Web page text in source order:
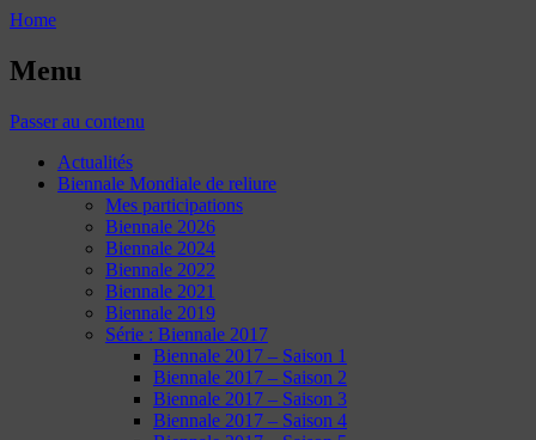
Home
Menu
Passer au contenu
Actualités
Biennale Mondiale de reliure
Mes participations
Biennale 2026
Biennale 2024
Biennale 2022
Biennale 2021
Biennale 2019
Série : Biennale 2017
Biennale 2017 – Saison 1
Biennale 2017 – Saison 2
Biennale 2017 – Saison 3
Biennale 2017 – Saison 4